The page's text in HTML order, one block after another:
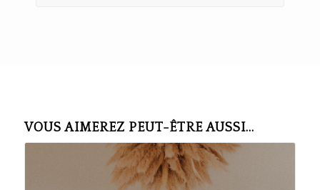
VOUS AIMEREZ PEUT-ÊTRE AUSSI…